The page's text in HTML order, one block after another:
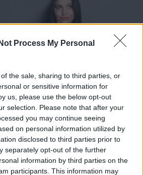
Process My Personal
the sale, sharing to third parties, or
or sensitive information for
us, please use the below opt-out
selection. Please note that after your
you may continue seeing
on personal information utilized by
disclosed to third parties prior to
separately opt-out of the further
information by third parties on the
participants. This information may
mestruale
è una delle migliori alternative agli